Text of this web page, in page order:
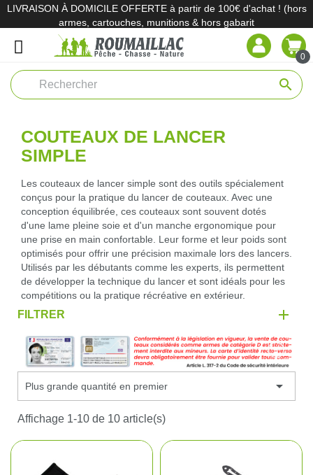
LIVRAISON À DOMICILE OFFERTE à partir de 100€ d'achat ! (hors
armes, cartouches, munitions & hors gabarit
0
search
COUTEAUX DE LANCER
SIMPLE
Les couteaux de lancer simple sont des outils spécialement
conçus pour la pratique du lancer de couteaux. Avec une
conception équilibrée, ces couteaux sont souvent dotés
d'une lame pleine soie et d'un manche ergonomique pour
une prise en main confortable. Leur forme et leur poids sont
optimisés pour offrir une précision maximale lors des lancers.
Utilisés par les débutants comme les experts, ils permettent
de développer la technique du lancer et sont idéals pour les
compétitions ou la pratique récréative en extérieur.
FILTRER
Plus grande quantité en premier 
Affichage 1-10 de 10 article(s)